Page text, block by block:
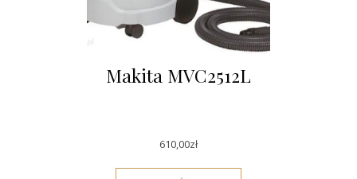
Makita MVC2512L
610,00zł